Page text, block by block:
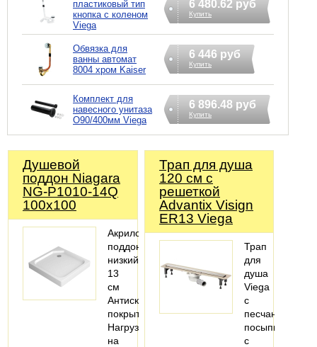
пластиковый тип
кнопка с коленом
Viega
6 480.62 руб
Купить
Обвязка для
ванны автомат
8004 хром Kaiser
6 446 руб
Купить
Комплект для
навесного унитаза
O90/400мм Viega
6 896.48 руб
Купить
Душевой
поддон Niagara
NG-P1010-14Q
100x100
Акриловый
поддон,
низкий
13
см
Антискользящее
покрытие
Нагрузка
на
Трап для душа
120 см с
решеткой
Advantix Visign
ER13 Viega
Трап
для
душа
Viega
с
песчаной
посыпкой,
с